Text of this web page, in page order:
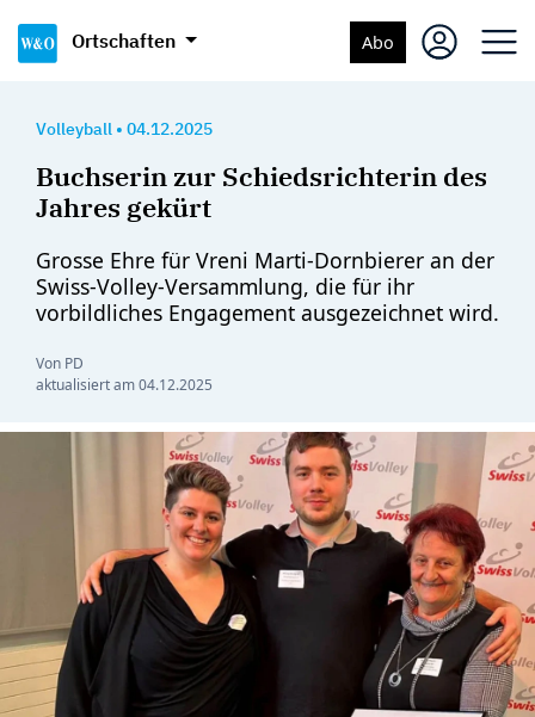
Ortschaften Abo
Volleyball • 04.12.2025
Buchserin zur Schiedsrichterin des
Jahres gekürt
Grosse Ehre für Vreni Marti-Dornbierer an der
Swiss-Volley-Versammlung, die für ihr
vorbildliches Engagement ausgezeichnet wird.
Von PD
aktualisiert am04.12.2025